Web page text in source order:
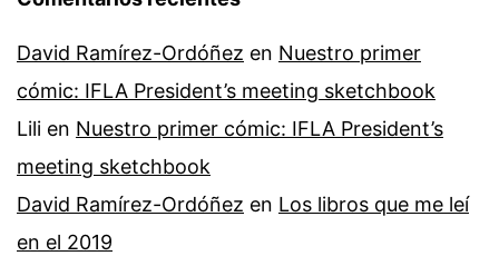
David Ramírez-Ordóñez en Nuestro primer
cómic: IFLA President’s meeting sketchbook
Lili en Nuestro primer cómic: IFLA President’s
meeting sketchbook
David Ramírez-Ordóñez en Los libros que me leí
en el 2019